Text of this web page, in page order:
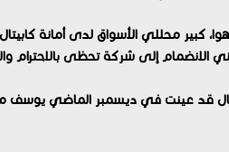
كبير محللي الأسواق لدى أمانة
الانضمام إلى شركة تحظى
قد عينت في ديسمبر الماضي